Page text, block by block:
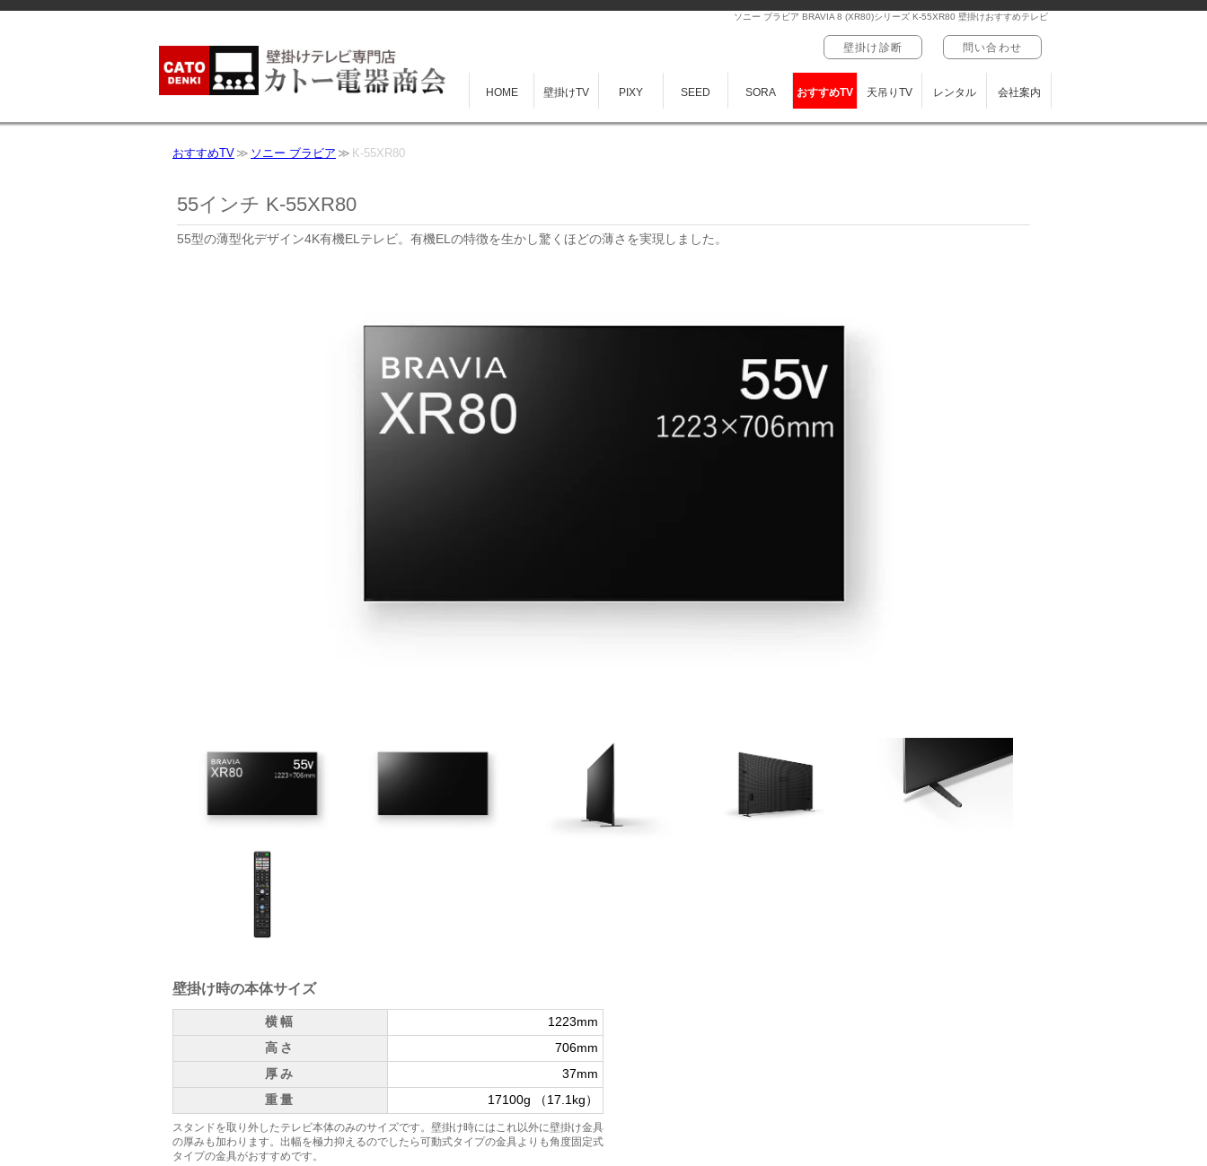
ソニー ブラビア BRAVIA 8 (XR80)シリーズ K-55XR80 壁掛けおすすめテレビ
壁掛け診断 問い合わせ
HOME 壁掛けTV PIXY SEED SORA おすすめTV 天吊りTV レンタル 会社案内
おすすめTV ソニー ブラビア K-55XR80
55インチ K-55XR80
55型の薄型化デザイン4K有機ELテレビ。有機ELの特徴を生かし驚くほどの薄さを実現しました。
壁掛け時の本体サイズ
スタンドを取り外したテレビ本体のみのサイズです。壁掛け時にはこれ以外に壁掛け金具
の厚みも加わります。出幅を極力抑えるのでしたら可動式タイプの金具よりも角度固定式
タイプの金具がおすすめです。
横幅
1223mm
高さ
706mm
厚み
37mm
重量
17100g （17.1kg）